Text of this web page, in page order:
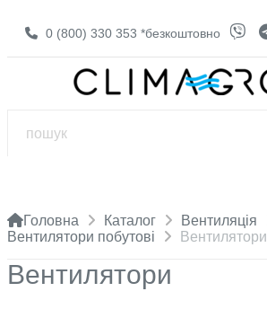
0 (800) 330 353 *безкоштовно
Головна Каталог
Вентиляція
Вентилятори побутові
Вентилятори
Вентилятори